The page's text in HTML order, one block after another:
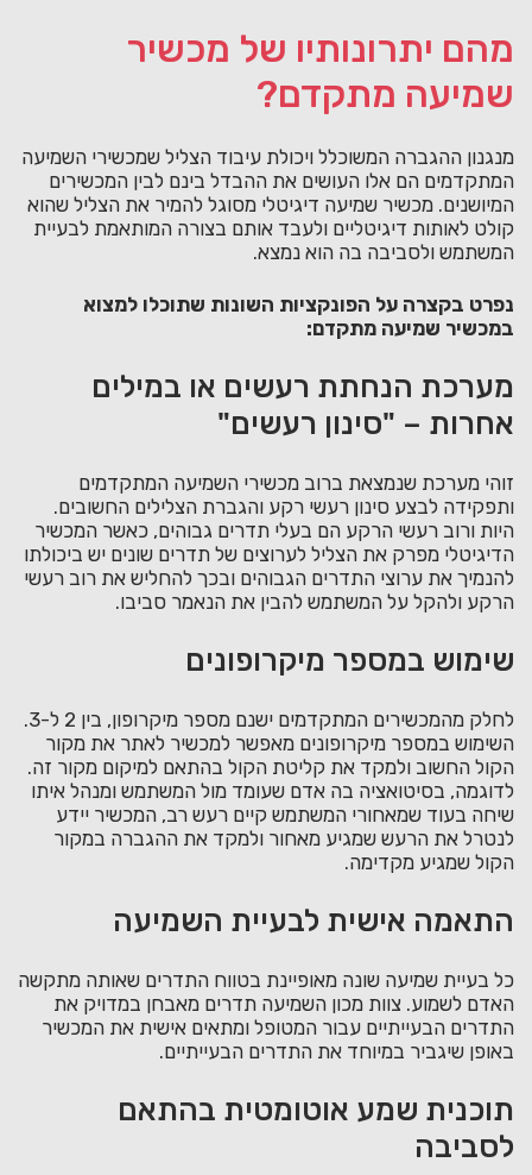
מהם יתרונותיו של מכשיר
שמיעה מתקדם?
מנגנון ההגברה המשוכלל ויכולת עיבוד הצליל שמכשירי השמיעה
המתקדמים הם אלו העושים את ההבדל בינם לבין המכשירים
המיושנים. מכשיר שמיעה דיגיטלי מסוגל להמיר את הצליל שהוא
קולט לאותות דיגיטליים ולעבד אותם בצורה המותאמת לבעיית
המשתמש ולסביבה בה הוא נמצא.
נפרט בקצרה על הפונקציות השונות שתוכלו למצוא
במכשיר שמיעה מתקדם:
מערכת הנחתת רעשים או במילים
אחרות – "סינון רעשים"
זוהי מערכת שנמצאת ברוב מכשירי השמיעה המתקדמים
ותפקידה לבצע סינון רעשי רקע והגברת הצלילים החשובים.
היות ורוב רעשי הרקע הם בעלי תדרים גבוהים, כאשר המכשיר
הדיגיטלי מפרק את הצליל לערוצים של תדרים שונים יש ביכולתו
להנמיך את ערוצי התדרים הגבוהים ובכך להחליש את רוב רעשי
הרקע ולהקל על המשתמש להבין את הנאמר סביבו.
שימוש במספר מיקרופונים
לחלק מהמכשירים המתקדמים ישנם מספר מיקרופון, בין 2 ל-3.
השימוש במספר מיקרופונים מאפשר למכשיר לאתר את מקור
הקול החשוב ולמקד את קליטת הקול בהתאם למיקום מקור זה.
לדוגמה, בסיטואציה בה אדם שעומד מול המשתמש ומנהל איתו
שיחה בעוד שמאחורי המשתמש קיים רעש רב, המכשיר יידע
לנטרל את הרעש שמגיע מאחור ולמקד את ההגברה במקור
הקול שמגיע מקדימה.
התאמה אישית לבעיית השמיעה
כל בעיית שמיעה שונה מאופיינת בטווח התדרים שאותה מתקשה
האדם לשמוע. צוות מכון השמיעה תדרים מאבחן במדויק את
התדרים הבעייתיים עבור המטופל ומתאים אישית את המכשיר
באופן שיגביר במיוחד את התדרים הבעייתיים.
תוכנית שמע אוטומטית בהתאם
לסביבה